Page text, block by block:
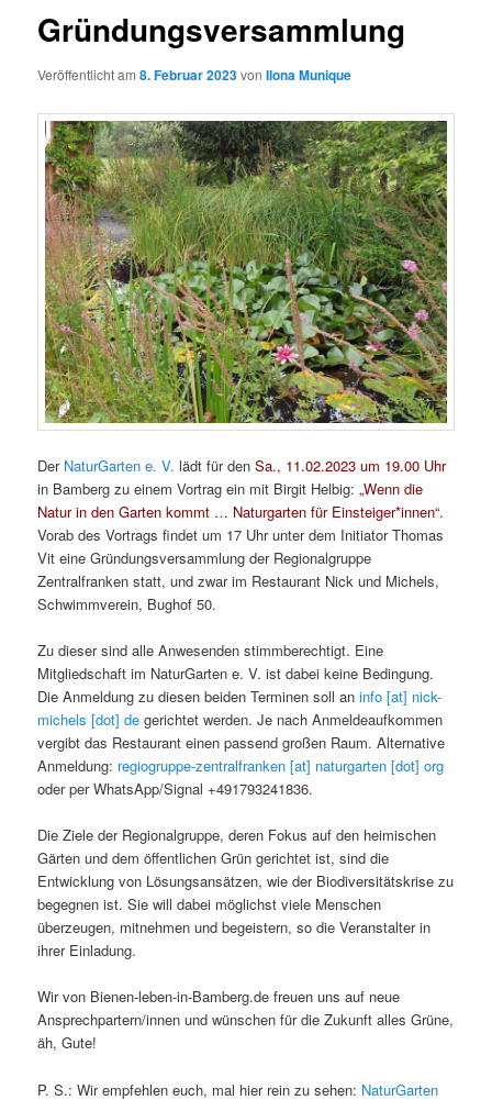
Gründungsversammlung
Veröffentlicht am8. Februar 2023vonIlona Munique
Der NaturGarten e. V. lädt für denSa., 11.02.2023 um 19.00 Uhr
in Bamberg zu einem Vortrag ein mit Birgit Helbig:„Wenn die
Natur in den Garten kommt … Naturgarten für Einsteiger*innen“.
Vorab des Vortrags findet um 17 Uhr unter dem Initiator Thomas
Vit eine Gründungsversammlung der Regionalgruppe
Zentralfranken statt, und zwar im Restaurant Nick und Michels,
Schwimmverein, Bughof 50.
Zu dieser sind alle Anwesenden stimmberechtigt. Eine
Mitgliedschaft im NaturGarten e. V. ist dabei keine Bedingung.
Die Anmeldung zu diesen beiden Terminen soll aninfo [at] nick-
michels [dot] de gerichtet werden. Je nach Anmeldeaufkommen
vergibt das Restaurant einen passend großen Raum. Alternative
Anmeldung: regiogruppe-zentralfranken [at] naturgarten [dot] org
oder per WhatsApp/Signal +491793241836.
Die Ziele der Regionalgruppe, deren Fokus auf den heimischen
Gärten und dem öffentlichen Grün gerichtet ist, sind die
Entwicklung von Lösungsansätzen, wie der Biodiversitätskrise zu
begegnen ist. Sie will dabei möglichst viele Menschen
überzeugen, mitnehmen und begeistern, so die Veranstalter in
ihrer Einladung.
Wir von Bienen-leben-in-Bamberg.de freuen uns auf neue
Ansprechpartern/innen und wünschen für die Zukunft alles Grüne,
äh, Gute!
P. S.: Wir empfehlen euch, mal hier rein zu sehen: NaturGarten